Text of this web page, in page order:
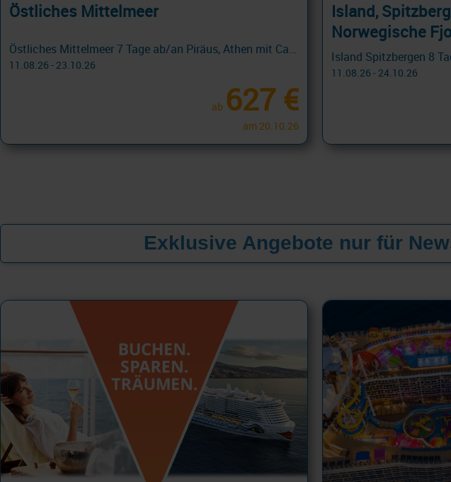
Östliches Mittelmeer
Östliches Mittelmeer 7 Tage ab/an Piräus, Athen mit Cashback
11.08.26 - 23.10.26
ab 627 €
am 20.10.26
Island,
Norwegische
11.08.26 - 24.10.26
Exklusive Angebote nur für